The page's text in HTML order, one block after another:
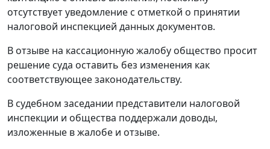
отсутствует уведомление с отметкой о принятии
налоговой инспекцией данных документов.
В отзыве на кассационную жалобу общество просит
решение суда оставить без изменения как
соответствующее законодательству.
В судебном заседании представители налоговой
инспекции и общества поддержали доводы,
изложенные в жалобе и отзыве.